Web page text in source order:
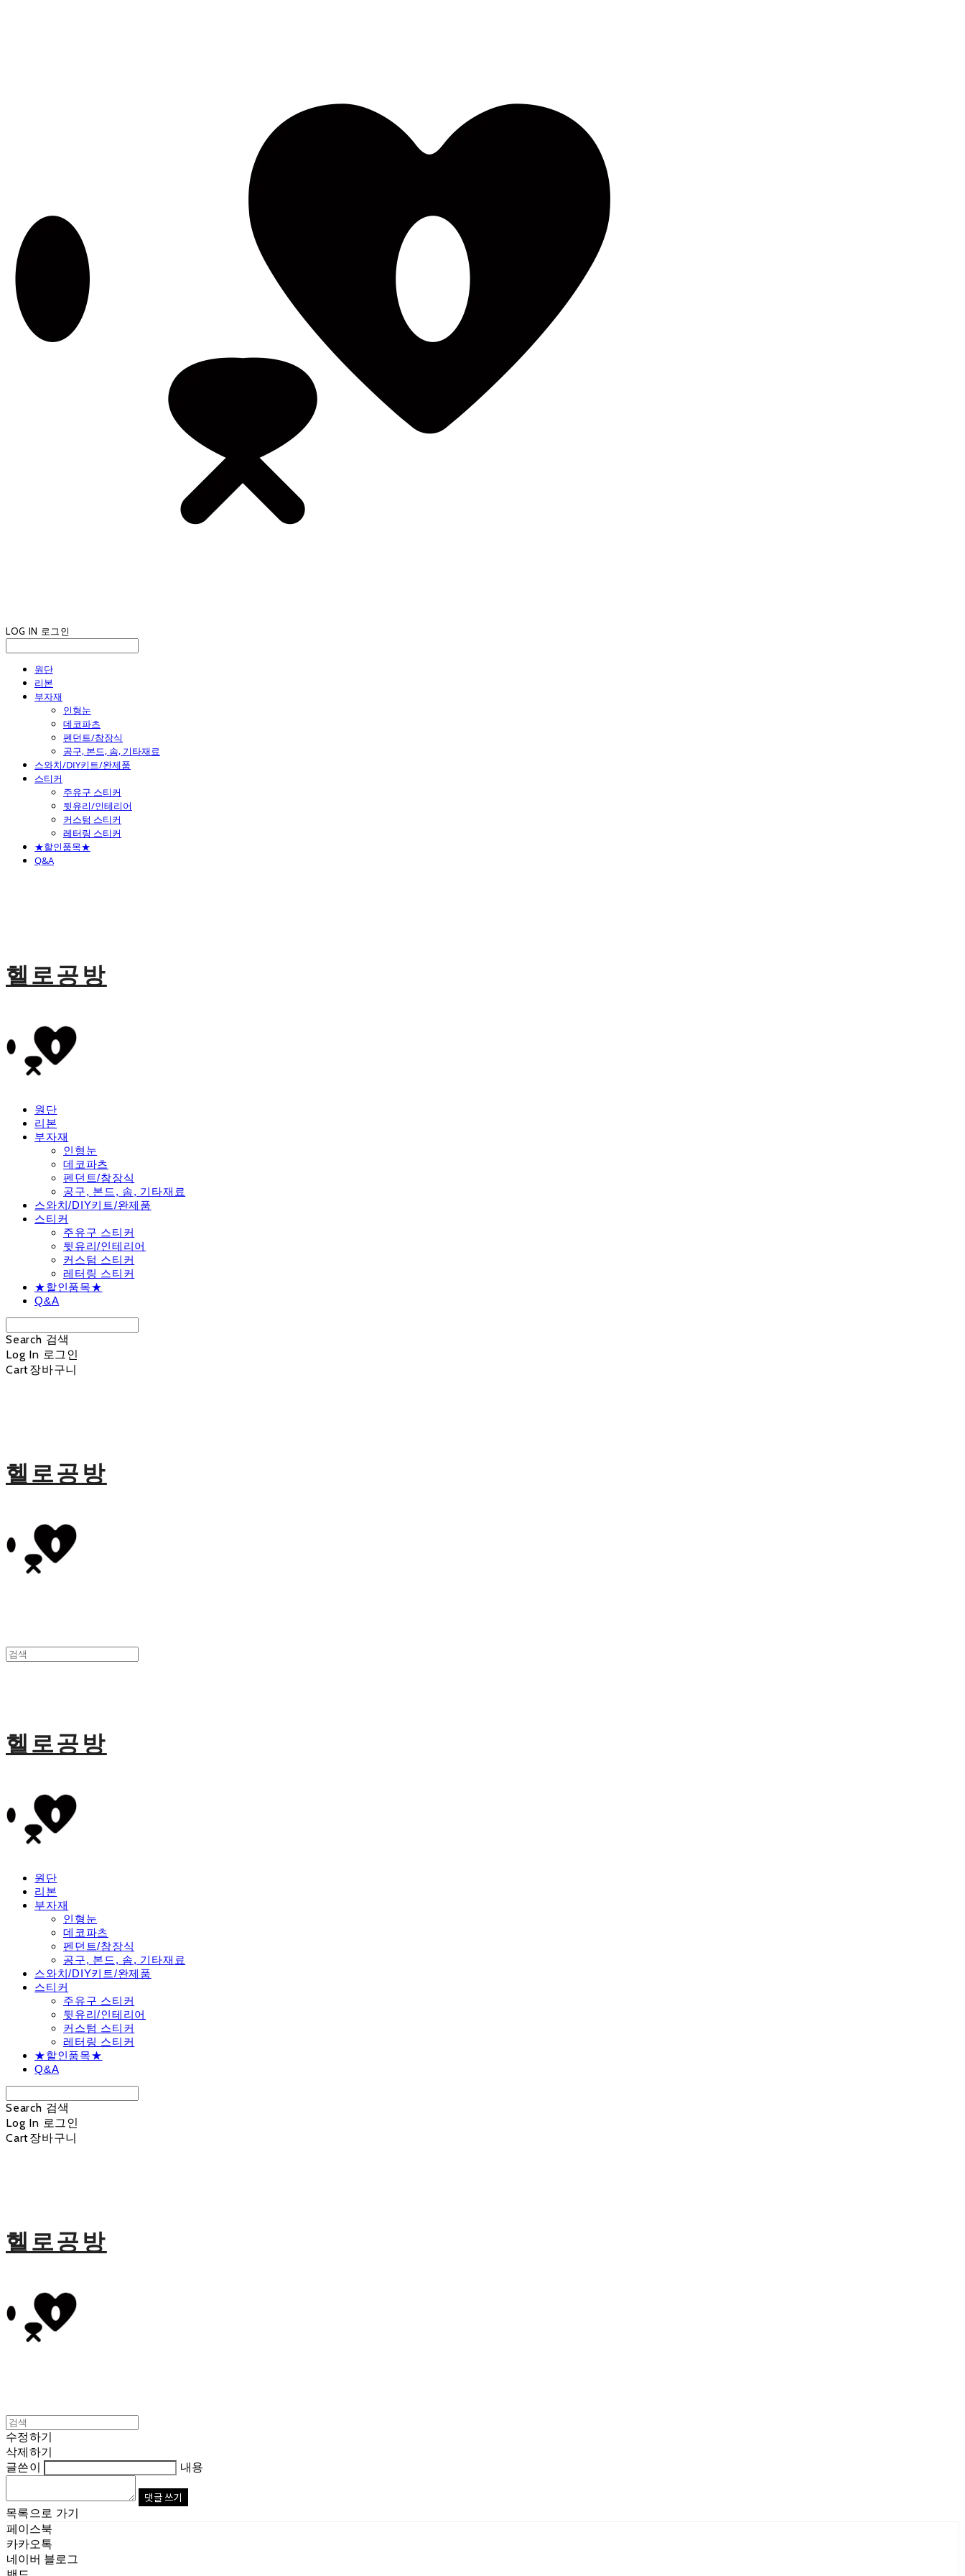
LOG IN 로그인
원단
리본
부자재
인형눈
데코파츠
펜던트/참장식
공구, 본드, 솜, 기타재료
스와치/DIY키트/완제품
스티커
주유구 스티커
뒷유리/인테리어
커스텀 스티커
레터링 스티커
★할인품목★
Q&A
헬로공방
원단
리본
부자재
인형눈
데코파츠
펜던트/참장식
공구, 본드, 솜, 기타재료
스와치/DIY키트/완제품
스티커
주유구 스티커
뒷유리/인테리어
커스텀 스티커
레터링 스티커
★할인품목★
Q&A
Search 검색
Log In 로그인
Cart장바구니
헬로공방
헬로공방
원단
리본
부자재
인형눈
데코파츠
펜던트/참장식
공구, 본드, 솜, 기타재료
스와치/DIY키트/완제품
스티커
주유구 스티커
뒷유리/인테리어
커스텀 스티커
레터링 스티커
★할인품목★
Q&A
Search 검색
Log In 로그인
Cart장바구니
헬로공방
수정하기
삭제하기
글쓴이
내용
댓글 쓰기
목록으로 가기
페이스북
카카오톡
네이버 블로그